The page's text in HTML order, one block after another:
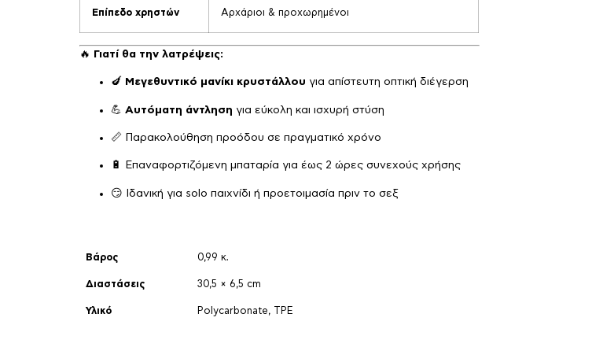
Επίπεδο χρηστών Αρχάριοι & προχωρημένοι
🔥 Γιατί θα την λατρέψεις:
🍆 Μεγεθυντικό μανίκι κρυστάλλου για απίστευτη οπτική διέγερση
💪 Αυτόματη άντληση για εύκολη και ισχυρή στύση
📏 Παρακολούθηση προόδου σε πραγματικό χρόνο
🔋 Επαναφορτιζόμενη μπαταρία για έως 2 ώρες συνεχούς χρήσης
😏 Ιδανική για solo παιχνίδι ή προετοιμασία πριν το σεξ
Βάρος 0,99 κ.
Διαστάσεις 30,5 × 6,5 cm
Υλικό Polycarbonate, TPE